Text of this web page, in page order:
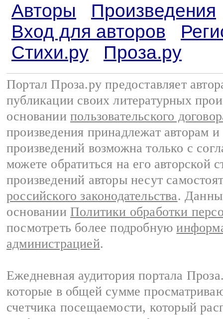
Авторы
Произведения
Вход для авторов
Стихи.ру
Проза.ру
Портал Проза.ру предоставляет
публикации своих литературных
основании пользовательского
произведения принадлежат авторам
произведений возможна только с
можете обратиться на его авторской
произведений авторы несут
российского законодательства.
основании Политики обработки
посмотреть более подробную
администрацией.
Ежедневная аудитория портала
которые в общей сумме
счетчика посещаемости, который